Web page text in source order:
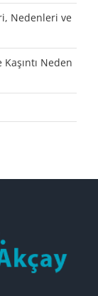
Nedenleri ve
Neden